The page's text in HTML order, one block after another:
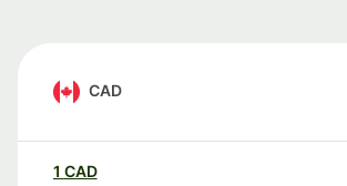
CAD
1 CAD